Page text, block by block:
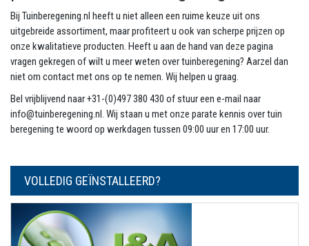
Bij Tuinberegening.nl heeft u niet alleen een ruime keuze uit ons
uitgebreide assortiment, maar profiteert u ook van scherpe prijzen op
onze kwalitatieve producten. Heeft u aan de hand van deze pagina
vragen gekregen of wilt u meer weten over tuinberegening? Aarzel dan
niet om contact met ons op te nemen. Wij helpen u graag.
Bel vrijblijvend naar +31-(0)497 380 430 of stuur een e-mail naar
info@tuinberegening.nl. Wij staan u met onze parate kennis over tuin
beregening te woord op werkdagen tussen 09:00 uur en 17:00 uur.
VOLLEDIG GEÏNSTALLEERD?